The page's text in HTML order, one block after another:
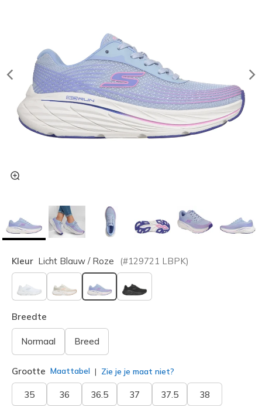
Kleur Licht Blauw / Roze (#129721 LBPK)
geselecteerd
Breedte
Normaal Breed
Grootte Maattabel Zie je je maat niet?
35 36 36.5 37 37.5 38